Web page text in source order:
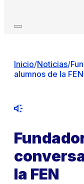
Inicio/Noticias/
alumnos de la FEN
la FEN